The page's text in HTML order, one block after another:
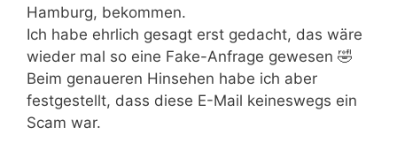
Hamburg, bekommen.
Ich habe ehrlich gesagt erst gedacht, das wäre
wieder mal so eine Fake-Anfrage gewesen 🤣
Beim genaueren Hinsehen habe ich aber
festgestellt, dass diese E-Mail keineswegs ein
Scam war.